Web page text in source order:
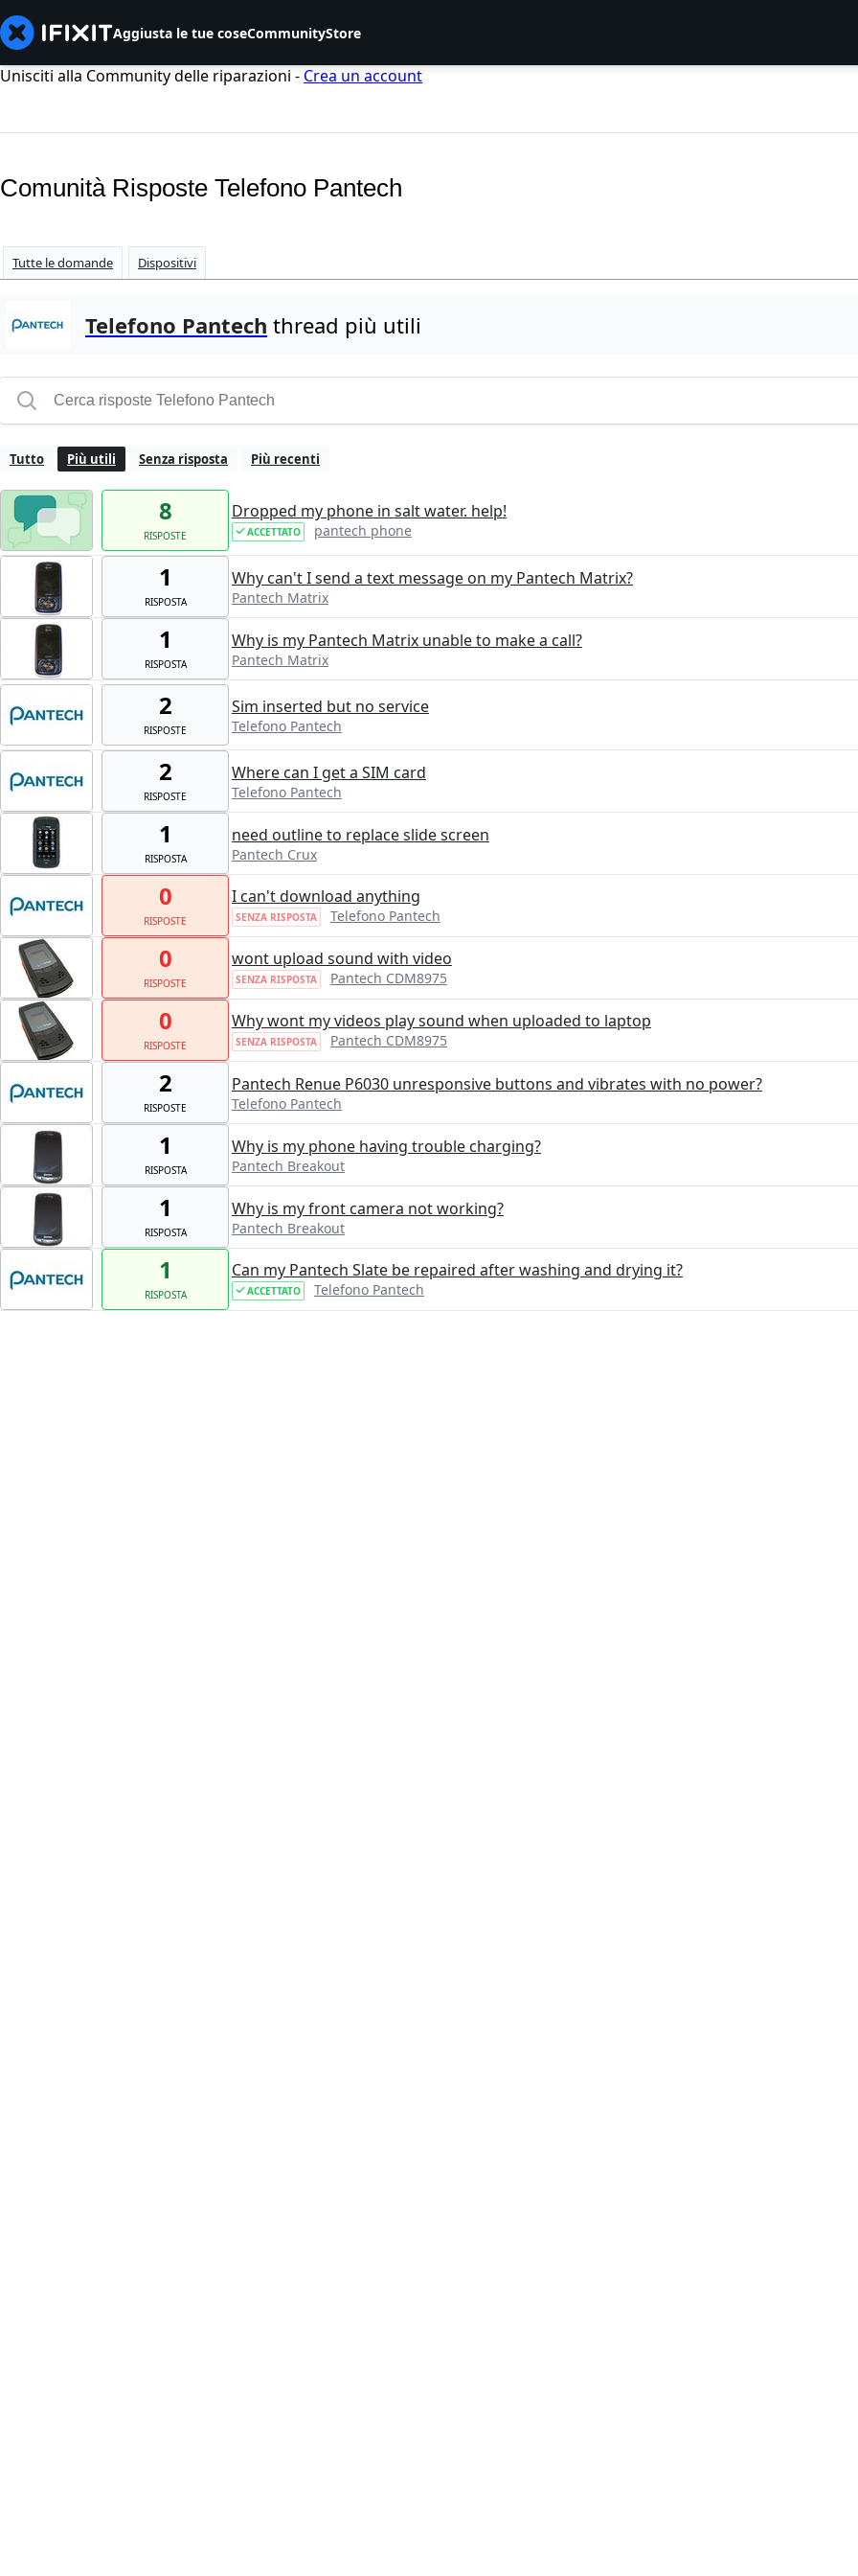
Aggiusta le tue coseCommunityStore
Unisciti alla Community delle riparazioni - Crea un account
Comunità Risposte Telefono Pantech
Tutte le domande Dispositivi
Telefono Pantech thread più utili
Tutto Più utili Senza risposta Più recenti
8
RISPOSTE
Dropped my phone in salt water. help!
ACCETTATO pantech phone
1
RISPOSTA
Why can't I send a text message on my Pantech Matrix?
Pantech Matrix
1
RISPOSTA
Why is my Pantech Matrix unable to make a call?
Pantech Matrix
2
RISPOSTE
Sim inserted but no service
Telefono Pantech
2
RISPOSTE
Where can I get a SIM card
Telefono Pantech
1
RISPOSTA
need outline to replace slide screen
Pantech Crux
0
RISPOSTE
I can't download anything
SENZA RISPOSTA Telefono Pantech
0
RISPOSTE
wont upload sound with video
SENZA RISPOSTA Pantech CDM8975
0
RISPOSTE
Why wont my videos play sound when uploaded to laptop
SENZA RISPOSTA Pantech CDM8975
2
RISPOSTE
Pantech Renue P6030 unresponsive buttons and vibrates with no power?
Telefono Pantech
1
RISPOSTA
Why is my phone having trouble charging?
Pantech Breakout
1
RISPOSTA
Why is my front camera not working?
Pantech Breakout
1
RISPOSTA
Can my Pantech Slate be repaired after washing and drying it?
ACCETTATO Telefono Pantech